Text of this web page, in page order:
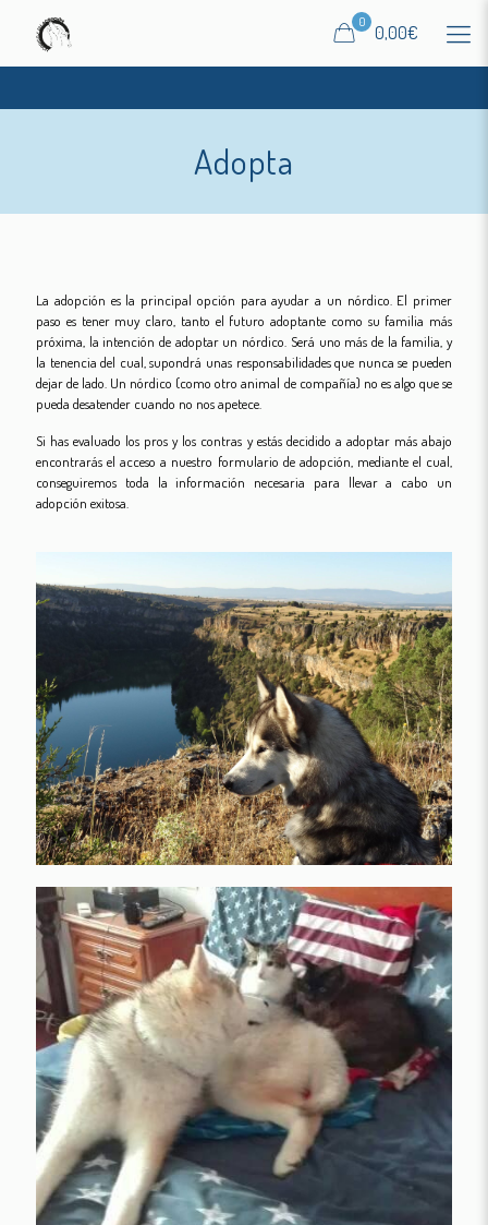
0 0,00€
Adopta
La adopción es la principal opción para ayudar a un nórdico. El primer
paso es tener muy claro, tanto el futuro adoptante como su familia más
próxima, la intención de adoptar un nórdico. Será uno más de la familia, y
la tenencia del cual, supondrá unas responsabilidades que nunca se pueden
dejar de lado. Un nórdico (como otro animal de compañía) no es algo que se
pueda desatender cuando no nos apetece.
Si has evaluado los pros y los contras y estás decidido a adoptar más abajo
encontrarás el acceso a nuestro formulario de adopción, mediante el cual,
conseguiremos toda la información necesaria para llevar a cabo un
adopción exitosa.